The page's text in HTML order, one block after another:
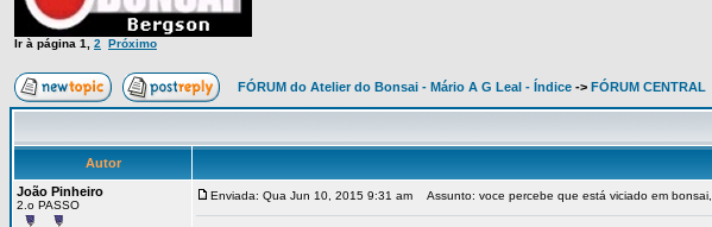
Ir à página 1 2 Próximo
FÓRUM do Atelier do Bonsai - Mário A G Leal - Índice -> FÓRUM CENTRAL
Autor
João Pinheiro
2.o PASSO
Enviada: Qua Jun 10, 2015 9:31 am Assunto: voce percebe que está viciado em bonsai,